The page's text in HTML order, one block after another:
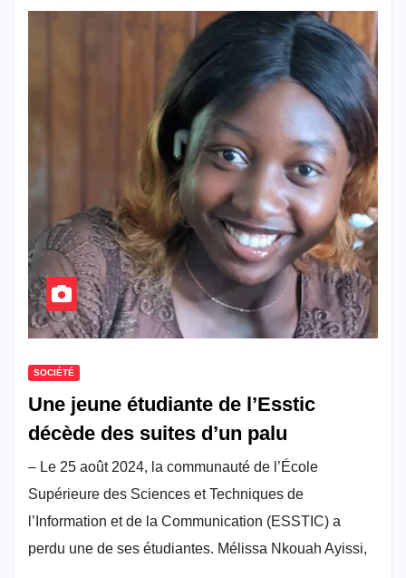
SOCIÉTÉ
Une jeune étudiante de l’Esstic
décède des suites d’un palu
– Le 25 août 2024, la communauté de l’École
Supérieure des Sciences et Techniques de
l’Information et de la Communication (ESSTIC) a
perdu une de ses étudiantes. Mélissa Nkouah Ayissi,